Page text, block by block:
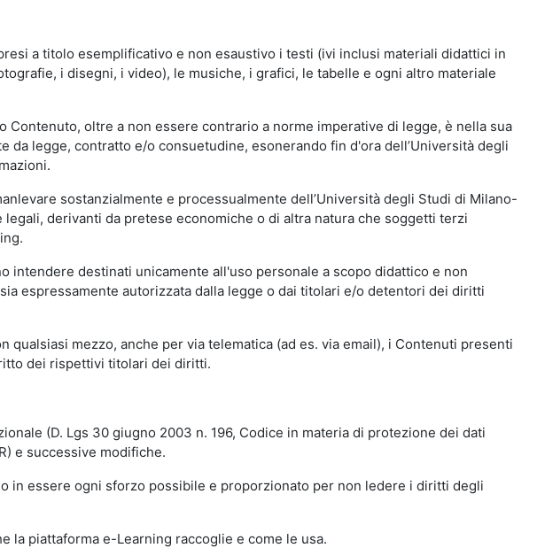
a titolo esemplificativo e non esaustivo i testi (ivi inclusi materiali didattici in
i disegni, i video), le musiche, i grafici, le tabelle e ogni altro materiale
oltre a non essere contrario a norme imperative di legge, è nella sua
legge, contratto e/o consuetudine, esonerando fin d'ora dell’Università degli
sostanzialmente e processualmente dell’Università degli Studi di Milano-
derivanti da pretese economiche o di altra natura che soggetti terzi
intendere destinati unicamente all'uso personale a scopo didattico e non
espressamente autorizzata dalla legge o dai titolari e/o detentori dei diritti
mezzo, anche per via telematica (ad es. via email), i Contenuti presenti
dei rispettivi titolari dei diritti.
(D. Lgs 30 giugno 2003 n. 196, Codice in materia di protezione dei dati
e successive modifiche.
in essere ogni sforzo possibile e proporzionato per non ledere i diritti degli
la piattaforma e-Learning raccoglie e come le usa.